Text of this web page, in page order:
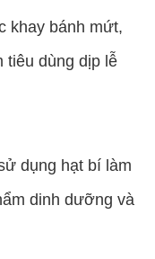
khay bánh mứt,
tiêu dùng dịp lễ
dụng hạt bí làm
dinh dưỡng và